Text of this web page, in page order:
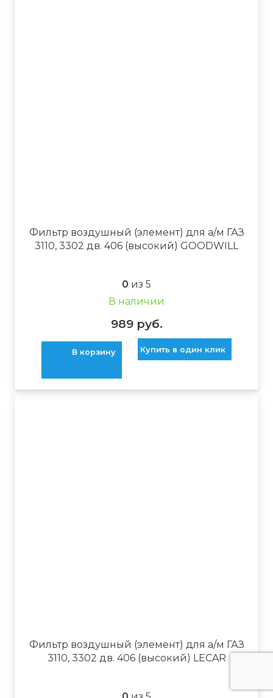
Фильтр воздушный (элемент) для а/м ГАЗ
3110, 3302 дв. 406 (высокий) GOODWILL
0 из 5
В наличии
989 руб.
В корзину Купить в один клик
Фильтр воздушный (элемент) для а/м ГАЗ
3110, 3302 дв. 406 (высокий) LECAR